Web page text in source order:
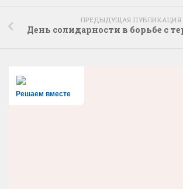
ПРЕДЫДУЩАЯ ПУБЛИКАЦИЯ
День солидарности в борьбе с
Решаем вместе